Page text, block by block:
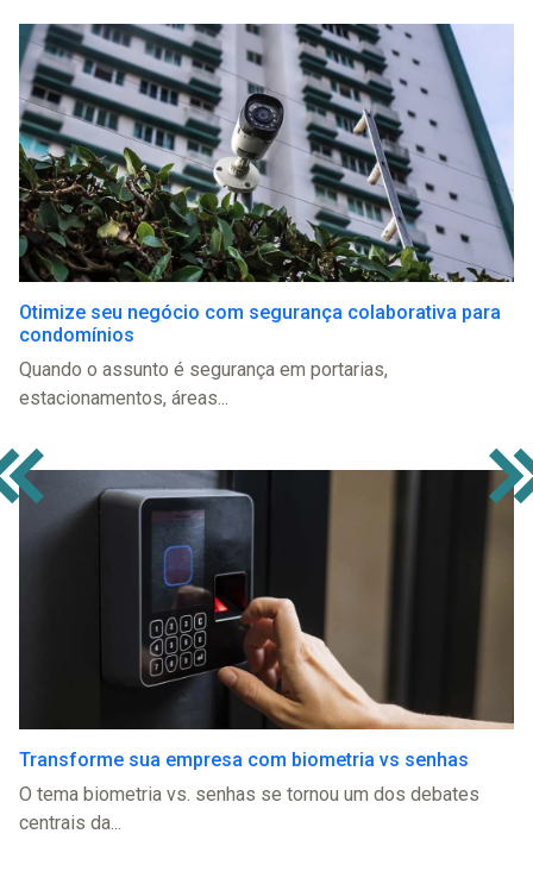
Otimize seu negócio com segurança colaborativa para
condomínios
Quando o assunto é segurança em portarias,
estacionamentos, áreas...
Transforme sua empresa com biometria vs senhas
O tema biometria vs. senhas se tornou um dos debates
centrais da...